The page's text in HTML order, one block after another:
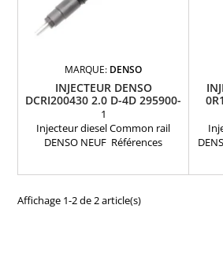
MARQUE: DENSO
INJECTEUR DENSO
DCRI200430 2.0 D-4D 295900-
0430 NEUF
1
Injecteur diesel Common rail
DENSO NEUF Références
23670-26070 , 23670-26071 ,
Affichage 1-2 de 2 article(s)